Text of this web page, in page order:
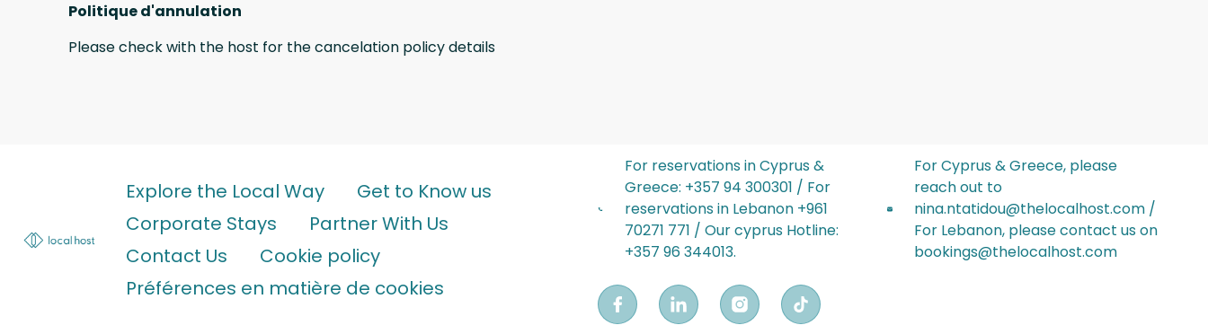
Politique d'annulation
Please check with the host for the cancelation policy details
Explore the Local Way
Get to Know us
Corporate Stays
Partner With Us
Contact Us
Cookie policy
Préférences en matière de cookies
For reservations in Cyprus &
Greece: ‪+357 94 300301‬ / For
reservations in Lebanon‬‬ +961
70271 771 / Our cyprus Hotline:
‪+357 96 344013‬.
For Cyprus & Greece, please
reach out to
nina.ntatidou@thelocalhost.com /
For Lebanon, please contact us on
bookings@thelocalhost.com